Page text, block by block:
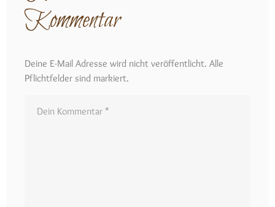
Kommentar
Deine E-Mail Adresse wird nicht veröffentlicht. Alle
Pflichtfelder sind markiert.